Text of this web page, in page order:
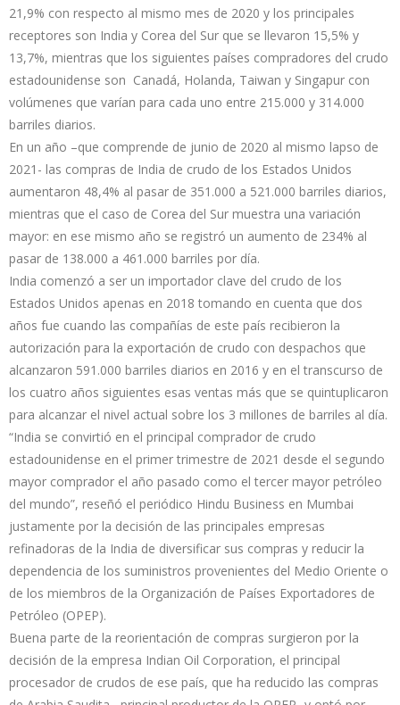
21,9% con respecto al mismo mes de 2020 y los principales
receptores son India y Corea del Sur que se llevaron 15,5% y
13,7%, mientras que los siguientes países compradores del crudo
estadounidense son Canadá, Holanda, Taiwan y Singapur con
volúmenes que varían para cada uno entre 215.000 y 314.000
barriles diarios.
En un año –que comprende de junio de 2020 al mismo lapso de
2021- las compras de India de crudo de los Estados Unidos
aumentaron 48,4% al pasar de 351.000 a 521.000 barriles diarios,
mientras que el caso de Corea del Sur muestra una variación
mayor: en ese mismo año se registró un aumento de 234% al
pasar de 138.000 a 461.000 barriles por día.
India comenzó a ser un importador clave del crudo de los
Estados Unidos apenas en 2018 tomando en cuenta que dos
años fue cuando las compañías de este país recibieron la
autorización para la exportación de crudo con despachos que
alcanzaron 591.000 barriles diarios en 2016 y en el transcurso de
los cuatro años siguientes esas ventas más que se quintuplicaron
para alcanzar el nivel actual sobre los 3 millones de barriles al día.
“India se convirtió en el principal comprador de crudo
estadounidense en el primer trimestre de 2021 desde el segundo
mayor comprador el año pasado como el tercer mayor petróleo
del mundo”, reseñó el periódico Hindu Business en Mumbai
justamente por la decisión de las principales empresas
refinadoras de la India de diversificar sus compras y reducir la
dependencia de los suministros provenientes del Medio Oriente o
de los miembros de la Organización de Países Exportadores de
Petróleo (OPEP).
Buena parte de la reorientación de compras surgieron por la
decisión de la empresa Indian Oil Corporation, el principal
procesador de crudos de ese país, que ha reducido las compras